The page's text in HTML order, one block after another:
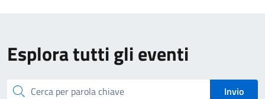
Esplora tutti gli eventi
Cerca
Invio